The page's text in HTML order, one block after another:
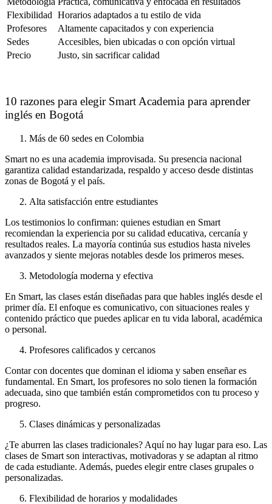
Flexibilidad Horarios adaptados a tu estilo de vida
Profesores
Altamente capacitados y con experiencia
Sedes
Accesibles, bien ubicadas o con opción virtual
Precio
Justo, sin sacrificar calidad
10 razones para elegir Smart Academia para aprender
inglés en Bogotá
Más de 60 sedes en Colombia
Smart no es una academia improvisada. Su presencia nacional
garantiza calidad estandarizada, respaldo y acceso desde distintas
zonas de Bogotá y el país.
Alta satisfacción entre estudiantes
Los testimonios lo confirman: quienes estudian en Smart
recomiendan la experiencia por su calidad educativa, cercanía y
resultados reales. La mayoría continúa sus estudios hasta niveles
avanzados y siente mejoras notables desde los primeros meses.
Metodología moderna y efectiva
En Smart, las clases están diseñadas para que hables inglés desde el
primer día. El enfoque es comunicativo, con situaciones reales y
contenido práctico que puedes aplicar en tu vida laboral, académica
o personal.
Profesores calificados y cercanos
Contar con docentes que dominan el idioma y saben enseñar es
fundamental. En Smart, los profesores no solo tienen la formación
adecuada, sino que también están comprometidos con tu proceso y
progreso.
Clases dinámicas y personalizadas
¿Te aburren las clases tradicionales? Aquí no hay lugar para eso. Las
clases de Smart son interactivas, motivadoras y se adaptan al ritmo
de cada estudiante. Además, puedes elegir entre clases grupales o
personalizadas.
Flexibilidad de horarios y modalidades